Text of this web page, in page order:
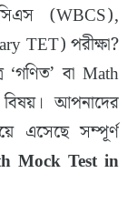
(WBCS),
TET) পরীক্ষা?
‘গণিত’ বা Math
আপনাদের
এসেছে সম্পূর্ণ
Mock Test in